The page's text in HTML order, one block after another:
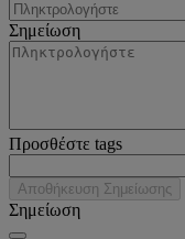
Σημείωση
Προσθέστε tags
Αποθήκευση Σημείωσης
Σημείωση